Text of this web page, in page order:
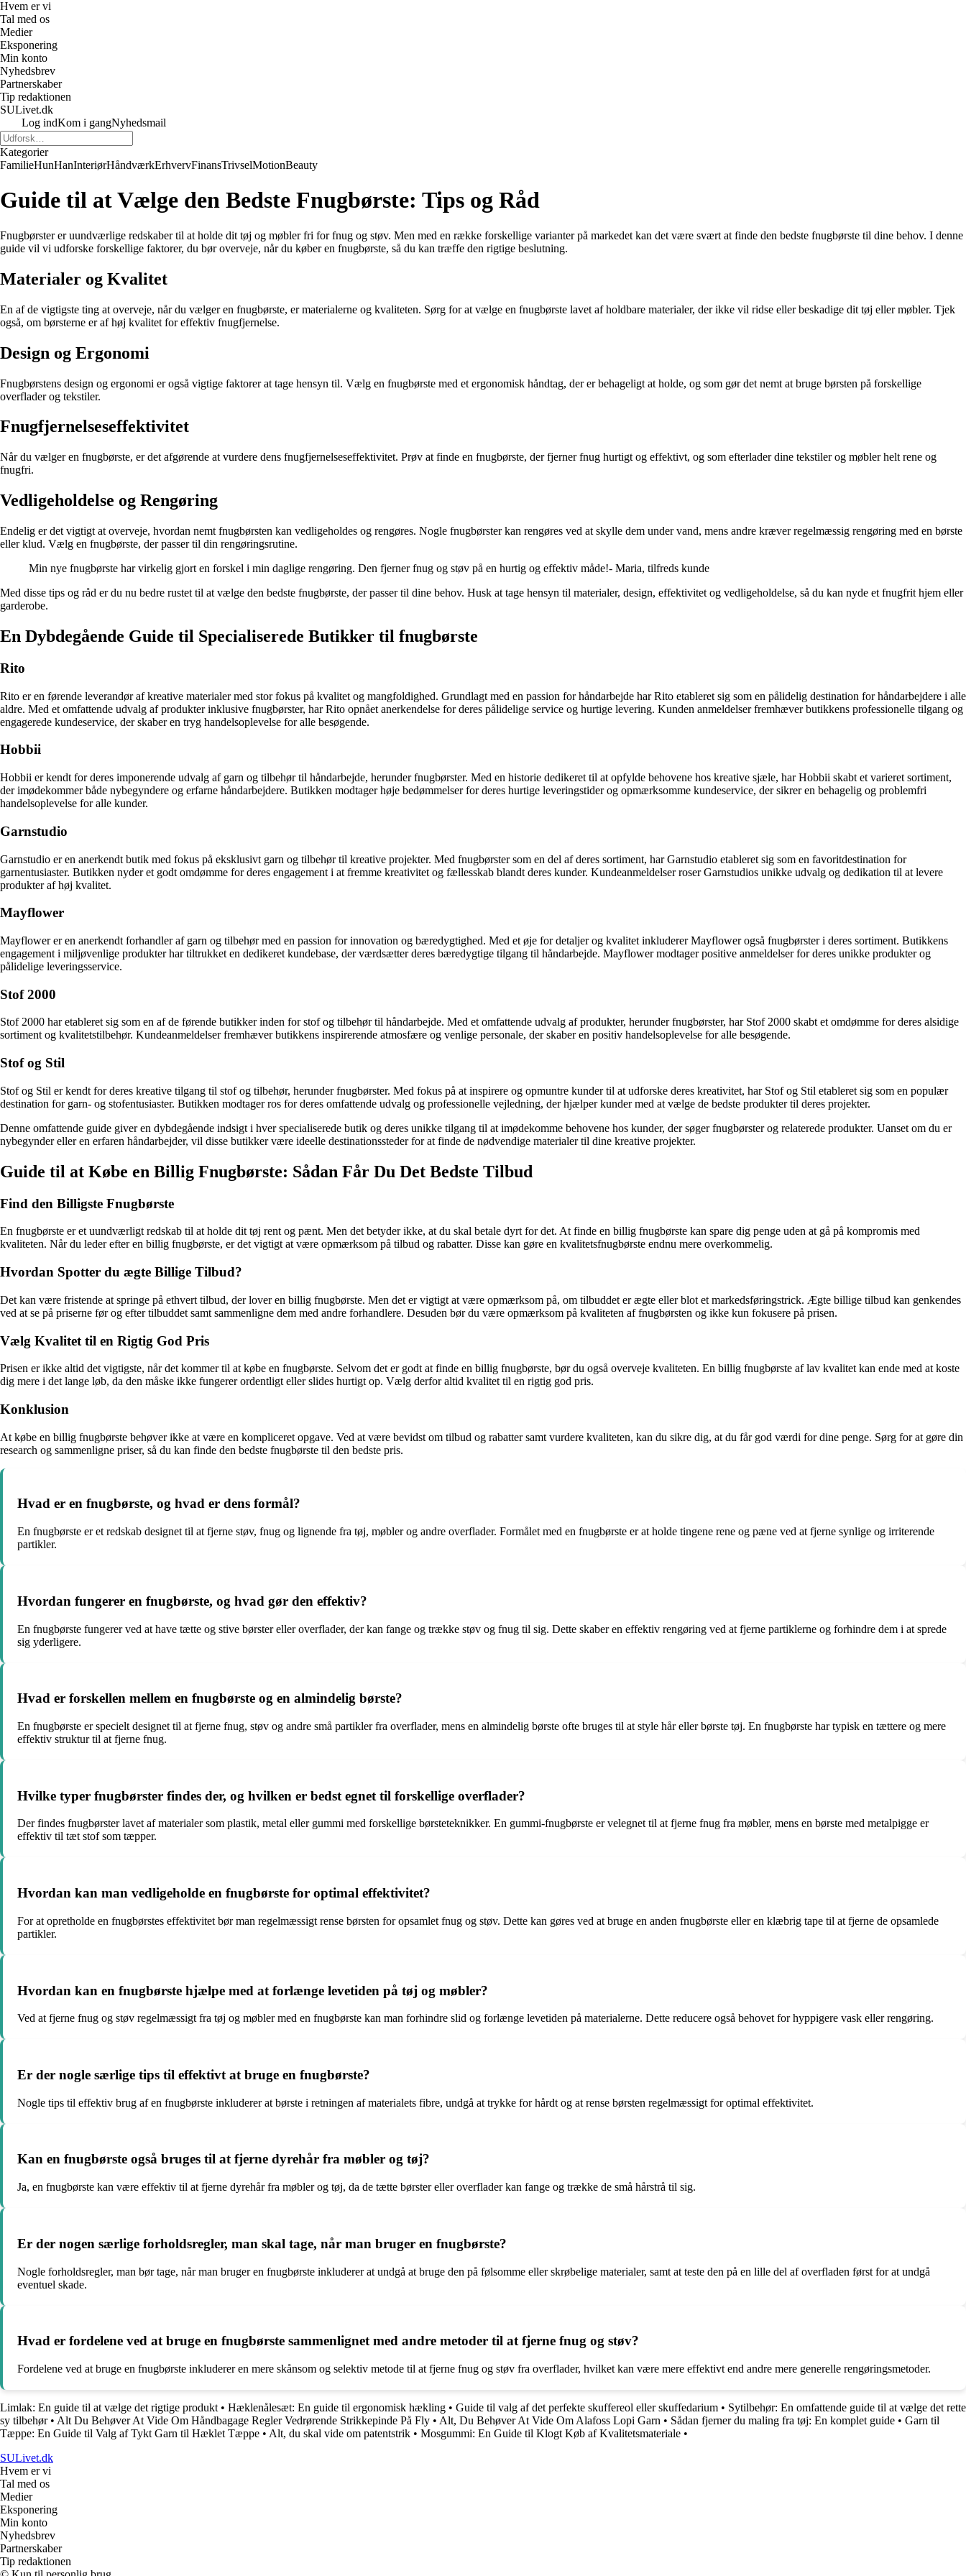
Hvem er vi
Tal med os
Medier
Eksponering
Min konto
Nyhedsbrev
Partnerskaber
Tip redaktionen
SULivet.dk
Log indKom i gangNyhedsmail
Kategorier
FamilieHunHanInteriørHåndværkErhvervFinansTrivselMotionBeauty
Guide til at Vælge den Bedste Fnugbørste: Tips og Råd
Fnugbørster er uundværlige redskaber til at holde dit tøj og møbler fri for fnug og støv. Men med en række forskellige varianter på markedet kan det være svært at finde den bedste fnugbørste til dine behov. I denne
guide vil vi udforske forskellige faktorer, du bør overveje, når du køber en fnugbørste, så du kan træffe den rigtige beslutning.
Materialer og Kvalitet
En af de vigtigste ting at overveje, når du vælger en fnugbørste, er materialerne og kvaliteten. Sørg for at vælge en fnugbørste lavet af holdbare materialer, der ikke vil ridse eller beskadige dit tøj eller møbler. Tjek
også, om børsterne er af høj kvalitet for effektiv fnugfjernelse.
Design og Ergonomi
Fnugbørstens design og ergonomi er også vigtige faktorer at tage hensyn til. Vælg en fnugbørste med et ergonomisk håndtag, der er behageligt at holde, og som gør det nemt at bruge børsten på forskellige
overflader og tekstiler.
Fnugfjernelseseffektivitet
Når du vælger en fnugbørste, er det afgørende at vurdere dens fnugfjernelseseffektivitet. Prøv at finde en fnugbørste, der fjerner fnug hurtigt og effektivt, og som efterlader dine tekstiler og møbler helt rene og
fnugfri.
Vedligeholdelse og Rengøring
Endelig er det vigtigt at overveje, hvordan nemt fnugbørsten kan vedligeholdes og rengøres. Nogle fnugbørster kan rengøres ved at skylle dem under vand, mens andre kræver regelmæssig rengøring med en børste
eller klud. Vælg en fnugbørste, der passer til din rengøringsrutine.
Min nye fnugbørste har virkelig gjort en forskel i min daglige rengøring. Den fjerner fnug og støv på en hurtig og effektiv måde!- Maria, tilfreds kunde
Med disse tips og råd er du nu bedre rustet til at vælge den bedste fnugbørste, der passer til dine behov. Husk at tage hensyn til materialer, design, effektivitet og vedligeholdelse, så du kan nyde et fnugfrit hjem eller
garderobe.
En Dybdegående Guide til Specialiserede Butikker til fnugbørste
Rito
Rito er en førende leverandør af kreative materialer med stor fokus på kvalitet og mangfoldighed. Grundlagt med en passion for håndarbejde har Rito etableret sig som en pålidelig destination for håndarbejdere i alle
aldre. Med et omfattende udvalg af produkter inklusive fnugbørster, har Rito opnået anerkendelse for deres pålidelige service og hurtige levering. Kunden anmeldelser fremhæver butikkens professionelle tilgang og
engagerede kundeservice, der skaber en tryg handelsoplevelse for alle besøgende.
Hobbii
Hobbii er kendt for deres imponerende udvalg af garn og tilbehør til håndarbejde, herunder fnugbørster. Med en historie dedikeret til at opfylde behovene hos kreative sjæle, har Hobbii skabt et varieret sortiment,
der imødekommer både nybegyndere og erfarne håndarbejdere. Butikken modtager høje bedømmelser for deres hurtige leveringstider og opmærksomme kundeservice, der sikrer en behagelig og problemfri
handelsoplevelse for alle kunder.
Garnstudio
Garnstudio er en anerkendt butik med fokus på eksklusivt garn og tilbehør til kreative projekter. Med fnugbørster som en del af deres sortiment, har Garnstudio etableret sig som en favoritdestination for
garnentusiaster. Butikken nyder et godt omdømme for deres engagement i at fremme kreativitet og fællesskab blandt deres kunder. Kundeanmeldelser roser Garnstudios unikke udvalg og dedikation til at levere
produkter af høj kvalitet.
Mayflower
Mayflower er en anerkendt forhandler af garn og tilbehør med en passion for innovation og bæredygtighed. Med et øje for detaljer og kvalitet inkluderer Mayflower også fnugbørster i deres sortiment. Butikkens
engagement i miljøvenlige produkter har tiltrukket en dedikeret kundebase, der værdsætter deres bæredygtige tilgang til håndarbejde. Mayflower modtager positive anmeldelser for deres unikke produkter og
pålidelige leveringsservice.
Stof 2000
Stof 2000 har etableret sig som en af de førende butikker inden for stof og tilbehør til håndarbejde. Med et omfattende udvalg af produkter, herunder fnugbørster, har Stof 2000 skabt et omdømme for deres alsidige
sortiment og kvalitetstilbehør. Kundeanmeldelser fremhæver butikkens inspirerende atmosfære og venlige personale, der skaber en positiv handelsoplevelse for alle besøgende.
Stof og Stil
Stof og Stil er kendt for deres kreative tilgang til stof og tilbehør, herunder fnugbørster. Med fokus på at inspirere og opmuntre kunder til at udforske deres kreativitet, har Stof og Stil etableret sig som en populær
destination for garn- og stofentusiaster. Butikken modtager ros for deres omfattende udvalg og professionelle vejledning, der hjælper kunder med at vælge de bedste produkter til deres projekter.
Denne omfattende guide giver en dybdegående indsigt i hver specialiserede butik og deres unikke tilgang til at imødekomme behovene hos kunder, der søger fnugbørster og relaterede produkter. Uanset om du er
nybegynder eller en erfaren håndarbejder, vil disse butikker være ideelle destinationssteder for at finde de nødvendige materialer til dine kreative projekter.
Guide til at Købe en Billig Fnugbørste: Sådan Får Du Det Bedste Tilbud
Find den Billigste Fnugbørste
En fnugbørste er et uundværligt redskab til at holde dit tøj rent og pænt. Men det betyder ikke, at du skal betale dyrt for det. At finde en billig fnugbørste kan spare dig penge uden at gå på kompromis med
kvaliteten. Når du leder efter en billig fnugbørste, er det vigtigt at være opmærksom på tilbud og rabatter. Disse kan gøre en kvalitetsfnugbørste endnu mere overkommelig.
Hvordan Spotter du ægte Billige Tilbud?
Det kan være fristende at springe på ethvert tilbud, der lover en billig fnugbørste. Men det er vigtigt at være opmærksom på, om tilbuddet er ægte eller blot et markedsføringstrick. Ægte billige tilbud kan genkendes
ved at se på priserne før og efter tilbuddet samt sammenligne dem med andre forhandlere. Desuden bør du være opmærksom på kvaliteten af fnugbørsten og ikke kun fokusere på prisen.
Vælg Kvalitet til en Rigtig God Pris
Prisen er ikke altid det vigtigste, når det kommer til at købe en fnugbørste. Selvom det er godt at finde en billig fnugbørste, bør du også overveje kvaliteten. En billig fnugbørste af lav kvalitet kan ende med at koste
dig mere i det lange løb, da den måske ikke fungerer ordentligt eller slides hurtigt op. Vælg derfor altid kvalitet til en rigtig god pris.
Konklusion
At købe en billig fnugbørste behøver ikke at være en kompliceret opgave. Ved at være bevidst om tilbud og rabatter samt vurdere kvaliteten, kan du sikre dig, at du får god værdi for dine penge. Sørg for at gøre din
research og sammenligne priser, så du kan finde den bedste fnugbørste til den bedste pris.
Hvad er en fnugbørste, og hvad er dens formål?
En fnugbørste er et redskab designet til at fjerne støv, fnug og lignende fra tøj, møbler og andre overflader. Formålet med en fnugbørste er at holde tingene rene og pæne ved at fjerne synlige og irriterende
partikler.
Hvordan fungerer en fnugbørste, og hvad gør den effektiv?
En fnugbørste fungerer ved at have tætte og stive børster eller overflader, der kan fange og trække støv og fnug til sig. Dette skaber en effektiv rengøring ved at fjerne partiklerne og forhindre dem i at sprede
sig yderligere.
Hvad er forskellen mellem en fnugbørste og en almindelig børste?
En fnugbørste er specielt designet til at fjerne fnug, støv og andre små partikler fra overflader, mens en almindelig børste ofte bruges til at style hår eller børste tøj. En fnugbørste har typisk en tættere og mere
effektiv struktur til at fjerne fnug.
Hvilke typer fnugbørster findes der, og hvilken er bedst egnet til forskellige overflader?
Der findes fnugbørster lavet af materialer som plastik, metal eller gummi med forskellige børsteteknikker. En gummi-fnugbørste er velegnet til at fjerne fnug fra møbler, mens en børste med metalpigge er
effektiv til tæt stof som tæpper.
Hvordan kan man vedligeholde en fnugbørste for optimal effektivitet?
For at opretholde en fnugbørstes effektivitet bør man regelmæssigt rense børsten for opsamlet fnug og støv. Dette kan gøres ved at bruge en anden fnugbørste eller en klæbrig tape til at fjerne de opsamlede
partikler.
Hvordan kan en fnugbørste hjælpe med at forlænge levetiden på tøj og møbler?
Ved at fjerne fnug og støv regelmæssigt fra tøj og møbler med en fnugbørste kan man forhindre slid og forlænge levetiden på materialerne. Dette reducere også behovet for hyppigere vask eller rengøring.
Er der nogle særlige tips til effektivt at bruge en fnugbørste?
Nogle tips til effektiv brug af en fnugbørste inkluderer at børste i retningen af materialets fibre, undgå at trykke for hårdt og at rense børsten regelmæssigt for optimal effektivitet.
Kan en fnugbørste også bruges til at fjerne dyrehår fra møbler og tøj?
Ja, en fnugbørste kan være effektiv til at fjerne dyrehår fra møbler og tøj, da de tætte børster eller overflader kan fange og trække de små hårstrå til sig.
Er der nogen særlige forholdsregler, man skal tage, når man bruger en fnugbørste?
Nogle forholdsregler, man bør tage, når man bruger en fnugbørste inkluderer at undgå at bruge den på følsomme eller skrøbelige materialer, samt at teste den på en lille del af overfladen først for at undgå
eventuel skade.
Hvad er fordelene ved at bruge en fnugbørste sammenlignet med andre metoder til at fjerne fnug og støv?
Fordelene ved at bruge en fnugbørste inkluderer en mere skånsom og selektiv metode til at fjerne fnug og støv fra overflader, hvilket kan være mere effektivt end andre mere generelle rengøringsmetoder.
Limlak: En guide til at vælge det rigtige produkt • Hæklenålesæt: En guide til ergonomisk hækling • Guide til valg af det perfekte skuffereol eller skuffedarium • Sytilbehør: En omfattende guide til at vælge det rette
sy tilbehør• Alt Du Behøver At Vide Om Håndbagage Regler Vedrørende Strikkepinde På Fly • Alt, Du Behøver At Vide Om Alafoss Lopi Garn • Sådan fjerner du maling fra tøj: En komplet guide • Garn til
Tæppe: En Guide til Valg af Tykt Garn til Hæklet Tæppe • Alt, du skal vide om patentstrik • Mosgummi: En Guide til Klogt Køb af Kvalitetsmateriale •
SULivet.dk
Hvem er vi
Tal med os
Medier
Eksponering
Min konto
Nyhedsbrev
Partnerskaber
Tip redaktionen